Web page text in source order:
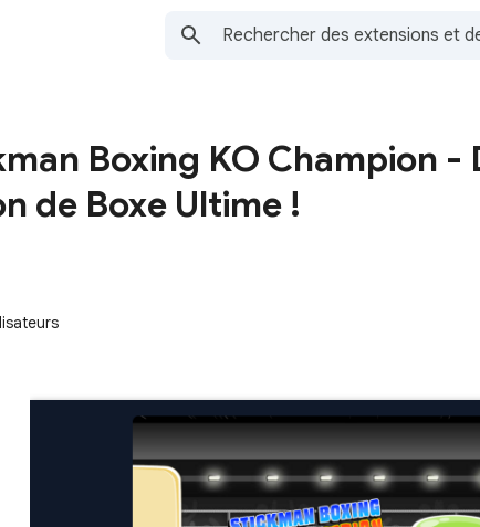
Boxing KO Champion -
de Boxe Ultime !